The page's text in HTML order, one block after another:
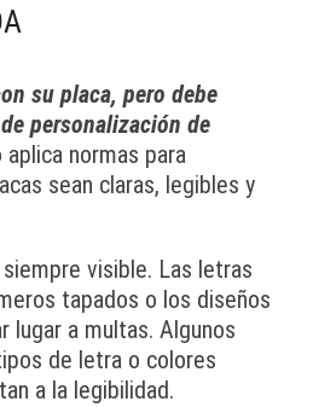
su placa, pero debe
personalización de
aplica normas para
sean claras, legibles y
visible. Las letras
tapados o los diseños
lugar a multas. Algunos
de letra o colores
a la legibilidad.